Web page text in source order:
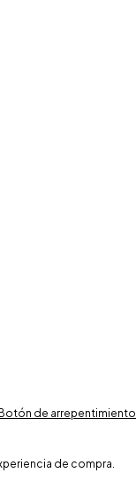
de compra.
Botón de arrepentimiento